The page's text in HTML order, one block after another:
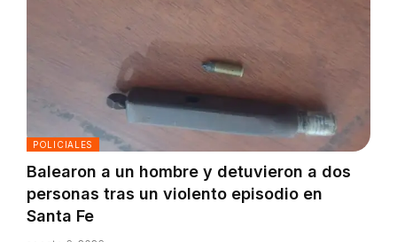
POLICIALES
Balearon a un hombre y detuvieron a dos
personas tras un violento episodio en
Santa Fe